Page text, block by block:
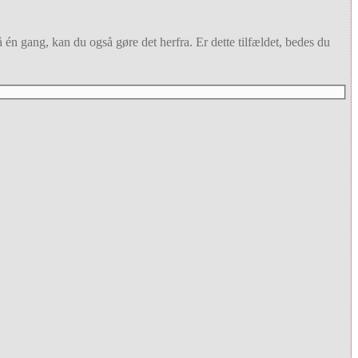
gang, kan du også gøre det herfra. Er dette tilfældet, bedes du